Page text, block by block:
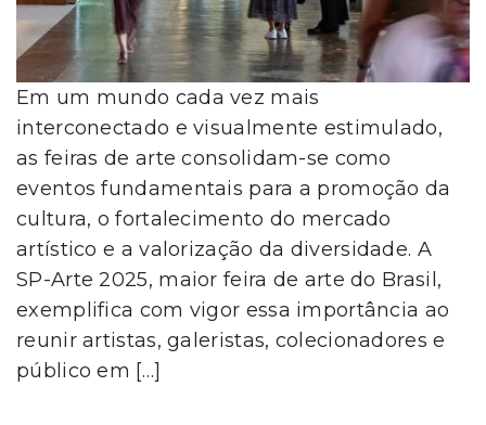
Em um mundo cada vez mais
interconectado e visualmente estimulado,
as feiras de arte consolidam-se como
eventos fundamentais para a promoção da
cultura, o fortalecimento do mercado
artístico e a valorização da diversidade. A
SP-Arte 2025, maior feira de arte do Brasil,
exemplifica com vigor essa importância ao
reunir artistas, galeristas, colecionadores e
público em […]